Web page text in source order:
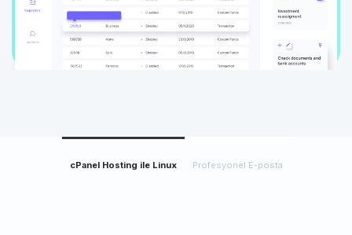
cPanel Hosting ile Linux Profesyonel E-posta